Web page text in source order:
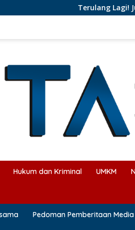
Terulang Lagi!
Hukum dan Kriminal UMKM
Pedoman Pemberitaan